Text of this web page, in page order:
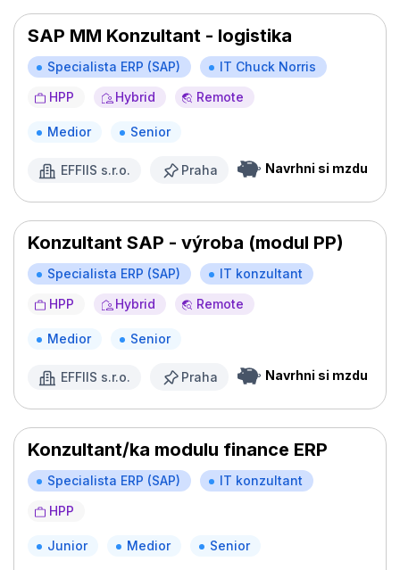
SAP MM Konzultant - logistika
Specialista ERP (SAP)
IT Chuck Norris
HPP
Hybrid Remote
Medior Senior
EFFIIS s.r.o. Praha Navrhni si mzdu
Konzultant SAP - výroba (modul PP)
Specialista ERP (SAP)
IT konzultant
HPP
Hybrid Remote
Medior Senior
EFFIIS s.r.o. Praha Navrhni si mzdu
Konzultant/ka modulu finance ERP
Specialista ERP (SAP)
IT konzultant
HPP
Junior Medior Senior